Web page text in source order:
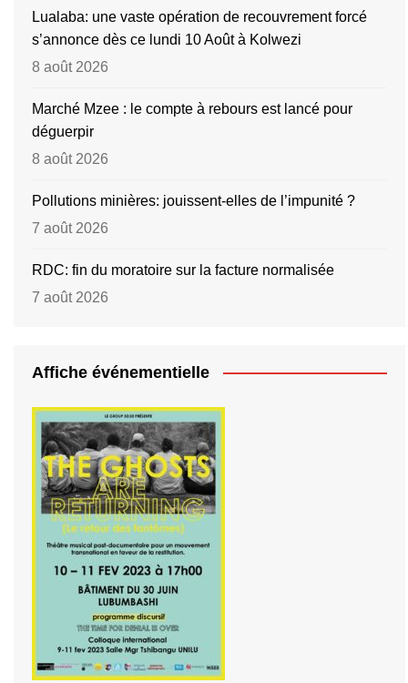
Lualaba: une vaste opération de recouvrement forcé
s’annonce dès ce lundi 10 Août à Kolwezi
8 août 2026
Marché Mzee : le compte à rebours est lancé pour
déguerpir
8 août 2026
Pollutions minières: jouissent-elles de l’impunité ?
7 août 2026
RDC: fin du moratoire sur la facture normalisée
7 août 2026
Affiche événementielle